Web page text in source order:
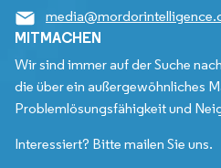
MITMACHEN
Wir sind immer auf der Suche
die über ein außergewöhnliches
Problemlösungsfähigkeit und
Interessiert? Bitte mailen Sie uns.